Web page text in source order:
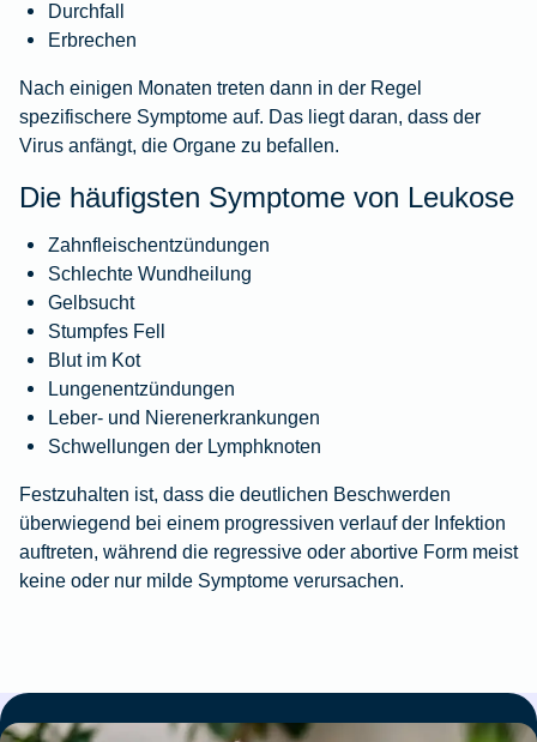
Durchfall
Erbrechen
Nach einigen Monaten treten dann in der Regel
spezifischere Symptome auf. Das liegt daran, dass der
Virus anfängt, die Organe zu befallen.
Die häufigsten Symptome von Leukose
Zahnfleischentzündungen
Schlechte Wundheilung
Gelbsucht
Stumpfes Fell
Blut im Kot
Lungenentzündungen
Leber- und Nierenerkrankungen
Schwellungen der Lymphknoten
Festzuhalten ist, dass die deutlichen Beschwerden
überwiegend bei einem progressiven verlauf der Infektion
auftreten, während die regressive oder abortive Form meist
keine oder nur milde Symptome verursachen.